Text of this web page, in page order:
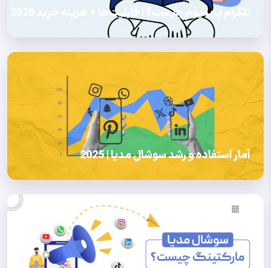
تلگرام پریمیوم چیست؟ | قابلیت‌ها + هزینه خرید 2026
آمار استفاده و رشد سوشال مدیا | 2025